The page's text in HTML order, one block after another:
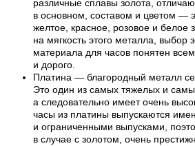
различные сплавы золота,
в основном, составом и цветом —
желтое, красное, розовое и белое
на мягкость этого металла, выбор
материала для часов понятен
и дорого.
Платина — благородный металл
Это один из самых тяжелых и
а следовательно имеет очень
часы из платины выпускаются
и ограниченными выпусками,
в случае с золотом, очень